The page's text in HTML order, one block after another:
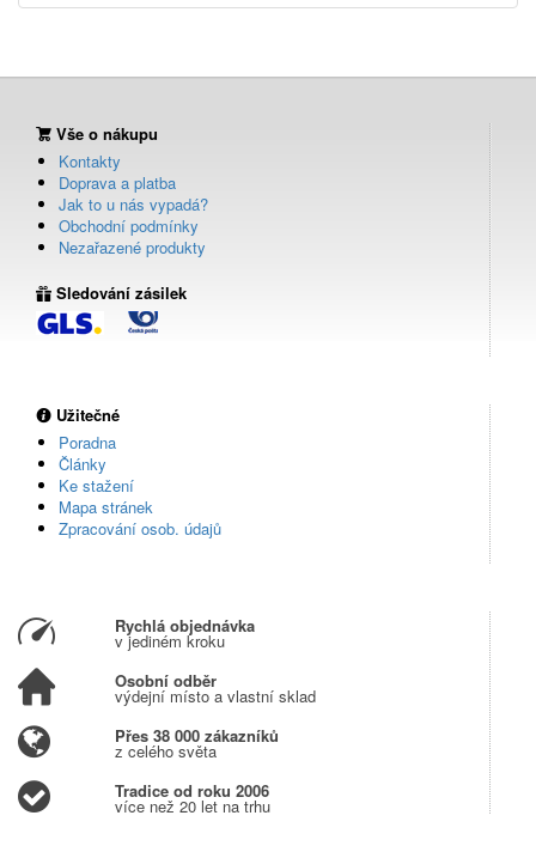
Vše o nákupu
Kontakty
Doprava a platba
Jak to u nás vypadá?
Obchodní podmínky
Nezařazené produkty
Sledování zásilek
Užitečné
Poradna
Články
Ke stažení
Mapa stránek
Zpracování osob. údajů
Rychlá objednávka
v jediném kroku
Osobní odběr
výdejní místo a vlastní sklad
Přes 38 000 zákazníků
z celého světa
Tradice od roku 2006
více než 20 let na trhu